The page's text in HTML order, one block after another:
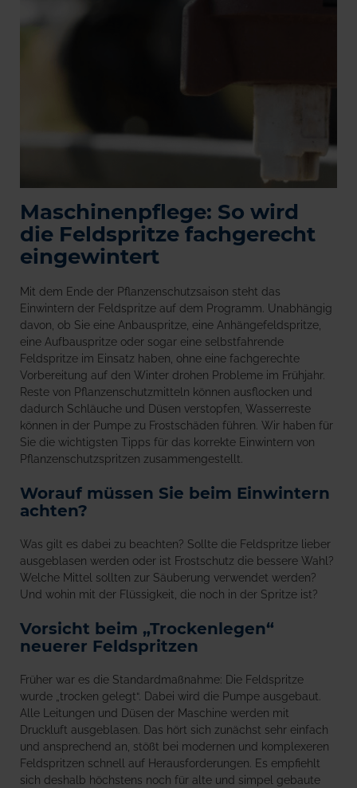
Maschinenpflege: So wird
die Feldspritze fachgerecht
eingewintert
Mit dem Ende der Pflanzenschutzsaison steht das
Einwintern der Feldspritze auf dem Programm. Unabhängig
davon, ob Sie eine Anbauspritze, eine Anhängefeldspritze,
eine Aufbauspritze oder sogar eine selbstfahrende
Feldspritze im Einsatz haben, ohne eine fachgerechte
Vorbereitung auf den Winter drohen Probleme im Frühjahr.
Reste von Pflanzenschutzmitteln können ausflocken und
dadurch Schläuche und Düsen verstopfen, Wasserreste
können in der Pumpe zu Frostschäden führen. Wir haben für
Sie die wichtigsten Tipps für das korrekte Einwintern von
Pflanzenschutzspritzen zusammengestellt.
Worauf müssen Sie beim Einwintern
achten?
Was gilt es dabei zu beachten? Sollte die Feldspritze lieber
ausgeblasen werden oder ist Frostschutz die bessere Wahl?
Welche Mittel sollten zur Säuberung verwendet werden?
Und wohin mit der Flüssigkeit, die noch in der Spritze ist?
Vorsicht beim „Trockenlegen“
neuerer Feldspritzen
Früher war es die Standardmaßnahme: Die Feldspritze
wurde „trocken gelegt“. Dabei wird die Pumpe ausgebaut.
Alle Leitungen und Düsen der Maschine werden mit
Druckluft ausgeblasen. Das hört sich zunächst sehr einfach
und ansprechend an, stößt bei modernen und komplexeren
Feldspritzen schnell auf Herausforderungen. Es empfiehlt
sich deshalb höchstens noch für alte und simpel gebaute